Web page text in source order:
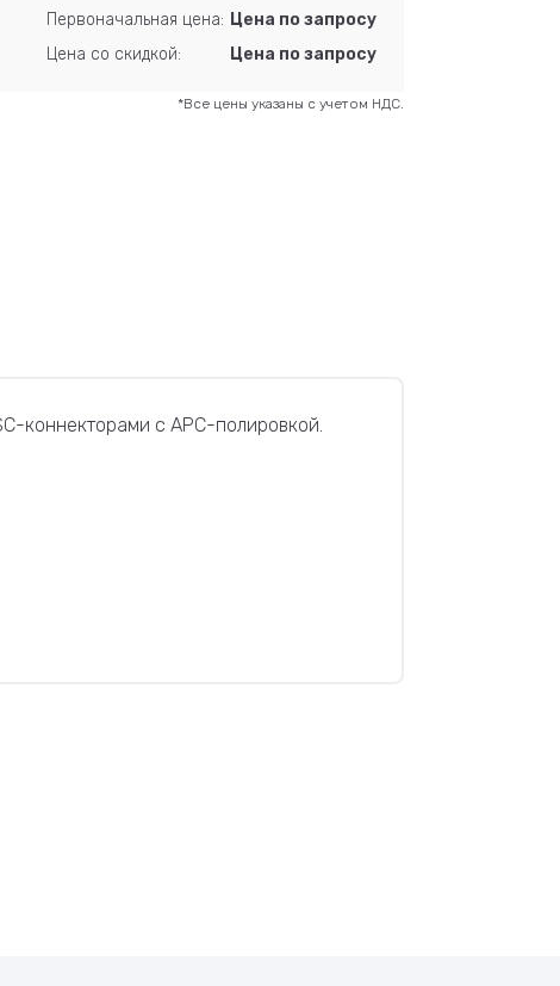
Первоначальная цена: Цена по запросу
Цена со скидкой:
Цена по запросу
*Все цены указаны с учетом НДС.
коннекторами с APC-полировкой.